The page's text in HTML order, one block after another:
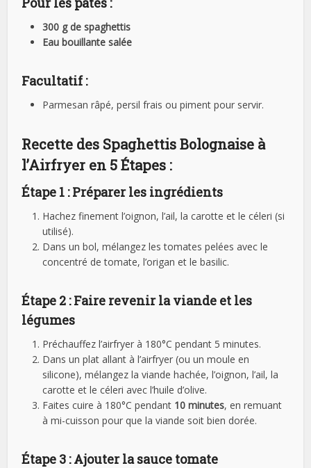
300 g de spaghettis
Eau bouillante salée
Facultatif :
Parmesan râpé, persil frais ou piment pour servir.
Recette des Spaghettis Bolognaise à
l’Airfryer en 5 Étapes :
Étape 1 : Préparer les ingrédients
Hachez finement l’oignon, l’ail, la carotte et le céleri (si
utilisé).
Dans un bol, mélangez les tomates pelées avec le
concentré de tomate, l’origan et le basilic.
Étape 2 : Faire revenir la viande et les
légumes
Préchauffez l’airfryer à 180°C pendant 5 minutes.
Dans un plat allant à l’airfryer (ou un moule en
silicone), mélangez la viande hachée, l’oignon, l’ail, la
carotte et le céleri avec l’huile d’olive.
Faites cuire à 180°C pendant 10 minutes, en remuant
à mi-cuisson pour que la viande soit bien dorée.
Étape 3 : Ajouter la sauce tomate